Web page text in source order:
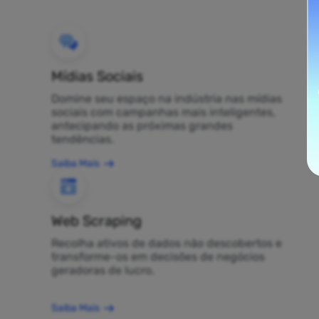
Mídias Sociais
Domine seu espaço na indústria nas mídias
sociais com campanhas mais inteligentes,
antecipando as próximas grandes
tendências.
Saiba Mais
Web Scraping
Recolha ativos de dados não descobertos e
transforme-os em decisões de negócios
geradoras de lucro.
Saiba Mais